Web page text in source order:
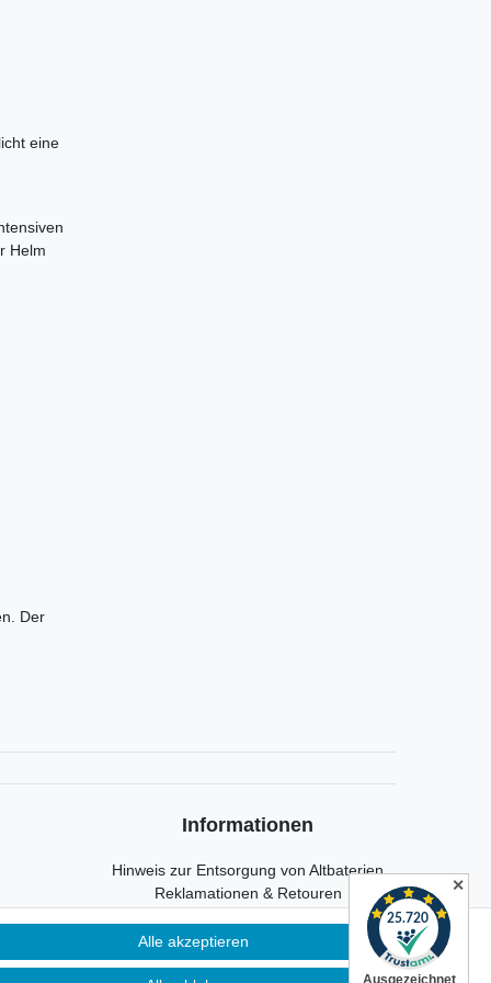
eine
Helm
Der
Informationen
Hinweis zur Entsorgung von Altbaterien
Reklamationen & Retouren
Versandarten
Zahlarten
Alle akzeptieren
✕